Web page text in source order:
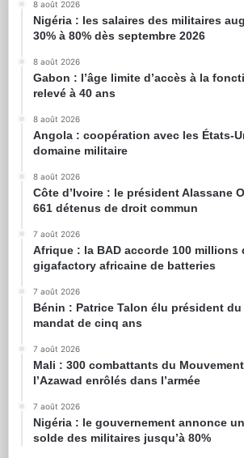
8 août 2026
Nigéria : les salaires des militaires
30% à 80% dès septembre 2026
8 août 2026
Gabon : l’âge limite d’accès à la
relevé à 40 ans
8 août 2026
Angola : coopération avec les États-
domaine militaire
8 août 2026
Côte d’Ivoire : le président Alassane
661 détenus de droit commun
7 août 2026
Afrique : la BAD accorde 100 millions
gigafactory africaine de batteries
7 août 2026
Bénin : Patrice Talon élu président
mandat de cinq ans
7 août 2026
Mali : 300 combattants du
l’Azawad enrôlés dans l’armée
7 août 2026
Nigéria : le gouvernement annonce
solde des militaires jusqu’à 80%